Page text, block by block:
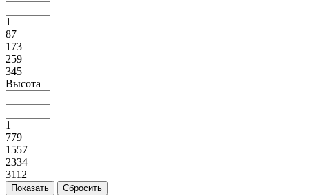
1
87
173
259
345
Высота
1
779
1557
2334
3112